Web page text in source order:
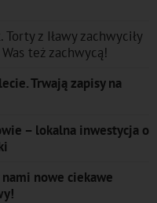
z Iławy zachwyciły
też zachwycą!
Trwają zapisy na
– lokalna inwestycja o
nami nowe ciekawe